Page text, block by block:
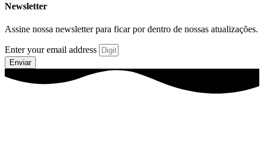
Newsletter
Assine nossa newsletter para ficar por dentro de nossas atualizações.
Enter your email address
Enviar